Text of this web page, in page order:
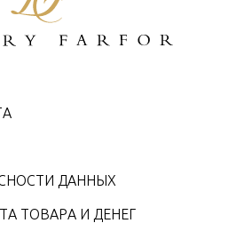
ДАННЫХ
ТОВАРА И ДЕНЕГ